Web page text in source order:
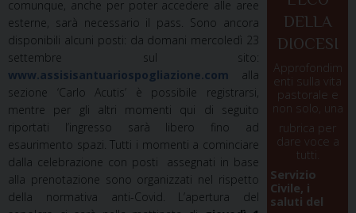
comunque, anche per poter accedere alle aree
esterne, sarà necessario il pass. Sono ancora
disponibili alcuni posti: da domani mercoledì 23
settembre sul sito:
www.assisisantuariospogliazione.com alla
sezione ‘Carlo Acutis’ è possibile registrarsi,
mentre per gli altri momenti qui di seguito
riportati l’ingresso sarà libero fino ad
esaurimento spazi. Tutti i momenti a cominciare
dalla celebrazione con posti assegnati in base
alla prenotazione sono organizzati nel rispetto
della normativa anti-Covid. L’apertura del
DELLA
DIOCESI
Approfondim
enti sulla vita
pastorale e
non solo, una
rubrica per
dare voce a
tutti.
Servizio
Civile, i
saluti del